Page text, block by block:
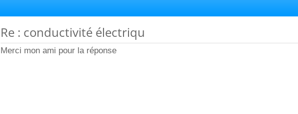
Re : conductivité électriqu
Merci mon ami pour la réponse